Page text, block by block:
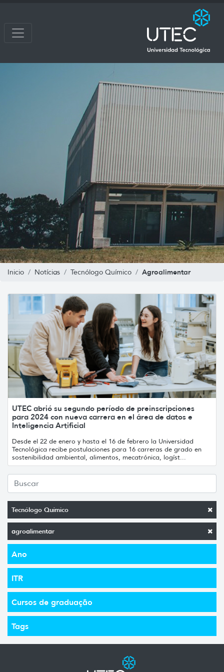
Inicio Notícias Tecnólogo Químico Agroalimentar
Tecnólogo Químico
agroalimentar
Ano
ITR
Cursos de graduação
Tags
UTEC abrió su segundo período de preinscripciones
para 2024 con nueva carrera en el área de datos e
Inteligencia Artificial
Desde el 22 de enero y hasta el 16 de febrero la Universidad
Tecnológica recibe postulaciones para 16 carreras de grado en
sostenibilidad ambiental, alimentos, mecatrónica, logíst...